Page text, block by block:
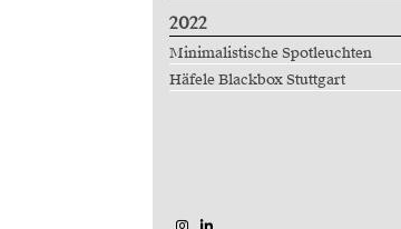
2022
Minimalistische Spotleuchten
Häfele Blackbox Stuttgart